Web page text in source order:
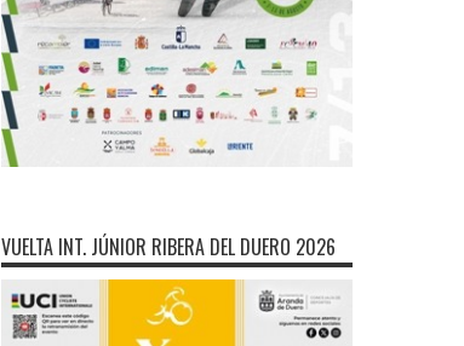
VUELTA INT. JÚNIOR RIBERA DEL DUERO 2026